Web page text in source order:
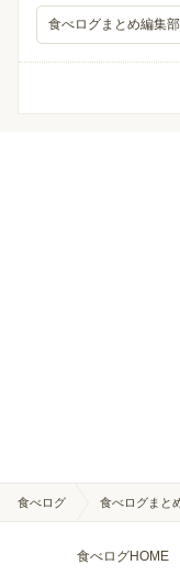
食べログまとめ編集部
食べログ 食べログまと
食べログHOME